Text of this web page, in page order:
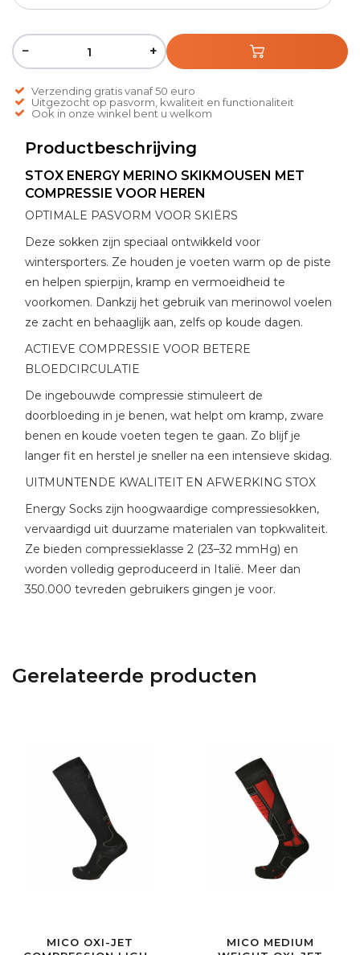
− +
Verzending gratis vanaf 50 euro
Uitgezocht op pasvorm, kwaliteit en functionaliteit
Ook in onze winkel bent u welkom
Productbeschrijving
STOX ENERGY MERINO SKIKMOUSEN MET
COMPRESSIE VOOR HEREN
OPTIMALE PASVORM VOOR SKIËRS
Deze sokken zijn speciaal ontwikkeld voor
wintersporters. Ze houden je voeten warm op de piste
en helpen spierpijn, kramp en vermoeidheid te
voorkomen. Dankzij het gebruik van merinowol voelen
ze zacht en behaaglijk aan, zelfs op koude dagen.
ACTIEVE COMPRESSIE VOOR BETERE
BLOEDCIRCULATIE
De ingebouwde compressie stimuleert de
doorbloeding in je benen, wat helpt om kramp, zware
benen en koude voeten tegen te gaan. Zo blijf je
langer fit en herstel je sneller na een intensieve skidag.
UITMUNTENDE KWALITEIT EN AFWERKING STOX
Energy Socks zijn hoogwaardige compressiesokken,
vervaardigd uit duurzame materialen van topkwaliteit.
Ze bieden compressieklasse 2 (23–32 mmHg) en
worden volledig geproduceerd in Italië. Meer dan
350.000 tevreden gebruikers gingen je voor.
Gerelateerde producten
MICO OXI-JET
MICO MEDIUM